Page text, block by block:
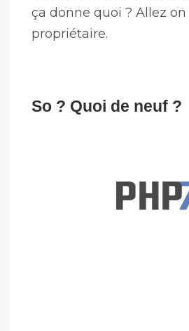
ça donne quoi ? Allez
propriétaire.
So ? Quoi de neuf ?